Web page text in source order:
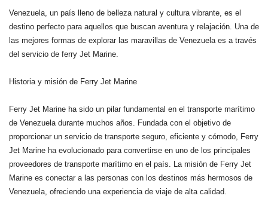
Venezuela, un país lleno de belleza natural y cultura vibrante, es el
destino perfecto para aquellos que buscan aventura y relajación. Una de
las mejores formas de explorar las maravillas de Venezuela es a través
del servicio de ferry Jet Marine.
Historia y misión de Ferry Jet Marine
Ferry Jet Marine ha sido un pilar fundamental en el transporte marítimo
de Venezuela durante muchos años. Fundada con el objetivo de
proporcionar un servicio de transporte seguro, eficiente y cómodo, Ferry
Jet Marine ha evolucionado para convertirse en uno de los principales
proveedores de transporte marítimo en el país. La misión de Ferry Jet
Marine es conectar a las personas con los destinos más hermosos de
Venezuela, ofreciendo una experiencia de viaje de alta calidad.